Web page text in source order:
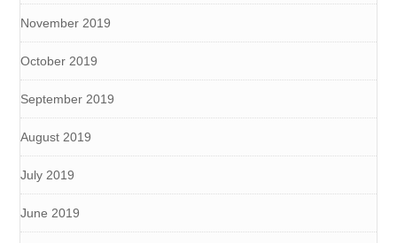
November 2019
October 2019
September 2019
August 2019
July 2019
June 2019